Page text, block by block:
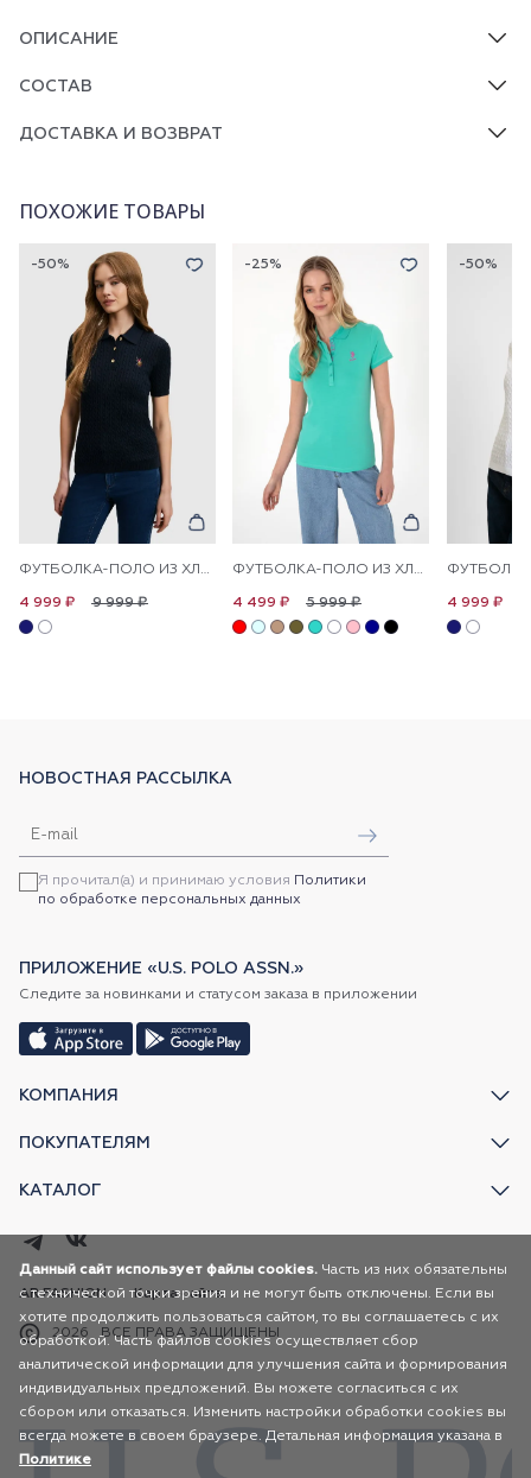
ОПИСАНИЕ
СОСТАВ
ДОСТАВКА И ВОЗВРАТ
ПОХОЖИЕ ТОВАРЫ
-50%
ФУТБОЛКА-ПОЛО ИЗ ХЛОПКА С УЗОРОМ КОСЫ
9 999 ₽
4 999 ₽
-25%
ФУТБОЛКА-ПОЛО ИЗ ХЛОПКА С ПРИНТОМ НА ПЛАНКЕ
5 999 ₽
4 499 ₽
-50%
4 999 ₽
КОМПАНИЯ
ПОКУПАТЕЛЯМ
КАТАЛОГ
НОВОСТНАЯ РАССЫЛКА
Я прочитал(а) и принимаю условия Политики
по обработке персональных данных
ПРИЛОЖЕНИЕ «U.S. POLO ASSN.»
Следите за новинками и статусом заказа в приложении
2026 ВСЕ ПРАВА ЗАЩИЩЕНЫ
AR FASHION Карта сайта
Данный сайт использует файлы cookies. Часть из них обязательны
с технической точки зрения и не могут быть отключены. Если вы
хотите продолжить пользоваться сайтом, то вы соглашаетесь с их
обработкой. Часть файлов cookies осуществляет сбор
аналитической информации для улучшения сайта и формирования
индивидуальных предложений. Вы можете согласиться с их
сбором или отказаться. Изменить настройки обработки cookies вы
всегда можете в своем браузере. Детальная информация указана в
Политике